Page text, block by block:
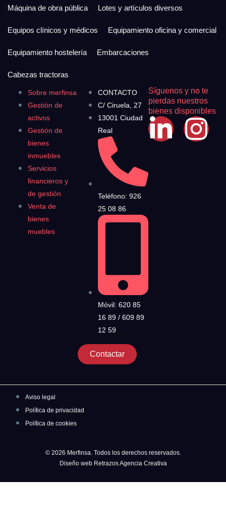
Sobre merfinsa
Gestión de
activos
Gestión de
bienes
inmuebles
Servicios
financieros y
de gestión
Venta de
bienes
muebles
CONTACTO
C/ Ciruela, 27
13001 Ciudad
Real
Teléfono: 926
25 08 86
Móvil: 620 85
16 89 / 609 89
12 59
Contactar
Síguenos y no te
pierdas nuestros
bienes disponibles
Máquina de obra pública Lotes y artículos diversos
Equipos clínicos y médicos Equipamiento oficina y comercial
Equipamiento hostelería Embarcaciones
Cabezas tractoras
Aviso legal
Política de privacidad
Política de cookies
© 2026 Merfinsa. Todos los derechos reservados.
Diseño web Retrazos Agencia Creativa